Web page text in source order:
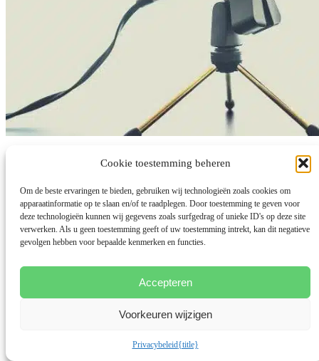
Cookie toestemming beheren
Om de beste ervaringen te bieden, gebruiken wij technologieën zoals cookies om
apparaatinformatie op te slaan en/of te raadplegen. Door toestemming te geven voor
deze technologieën kunnen wij gegevens zoals surfgedrag of unieke ID's op deze site
verwerken. Als u geen toestemming geeft of uw toestemming intrekt, kan dit negatieve
gevolgen hebben voor bepaalde kenmerken en functies.
Accepteren
Voorkeuren wijzigen
Privacybeleid{title}
Hormoon onbalans na een burnout
doorBianca Meijsen|20 apr 2021|Burnout herstel,Meer dan
Mama Podcast
Meer dan Mama Podcast.07 door Bianca Meijsen met Barbara
Havenith Ook te beluisteren via Spotify. Barbara Havenith...
lees meer...